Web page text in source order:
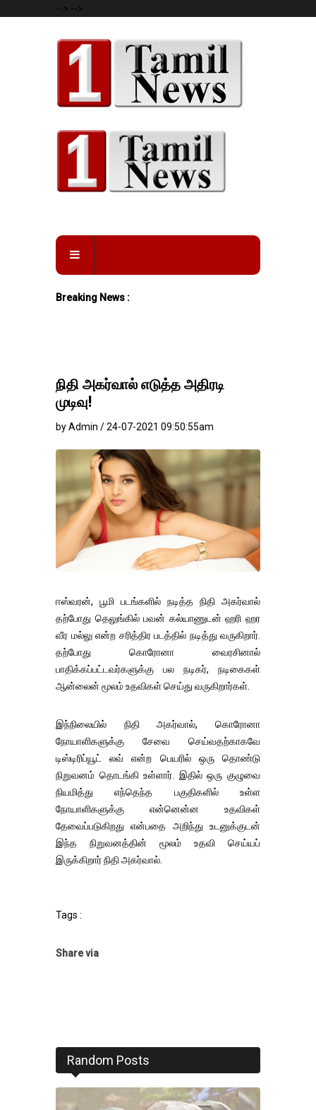
--> -->
Breaking News :
நிதி அகர்வால் எடுத்த அதிரடி
முடிவு!
by Admin / 24-07-2021 09:50:55am
ஈஸ்வரன், பூமி படங்களில் நடித்த நிதி அகர்வால்
தற்போது தெலுங்கில் பவன் கல்யாணுடன் ஹரி ஹர
வீர மல்லு என்ற சரித்திர படத்தில் நடித்து வருகிறார்.
தற்போது கொரோனா வைரசினால்
பாதிக்கப்பட்டவர்களுக்கு பல நடிகர், நடிகைகள்
ஆன்லைன் மூலம் உதவிகள் செய்து வருகிறார்கள்.
இந்நிலையில் நிதி அகர்வால், கொரோனா
நோயாளிகளுக்கு சேவை செய்வதற்காகவே
டிஸ்டிரிப்யூட் லவ் என்ற பெயரில் ஒரு தொண்டு
நிறுவனம் தொடங்கி உள்ளார். இதில் ஒரு குழுவை
நியமித்து எந்தெந்த பகுதிகளில் உள்ள
நோயாளிகளுக்கு என்னென்ன உதவிகள்
தேவைப்படுகிறது என்பதை அறிந்து உடனுக்குடன்
இந்த நிறுவனத்தின் மூலம் உதவி செய்யப்
இருக்கிறார் நிதி அகர்வால்.
Tags :
Share via
Random Posts